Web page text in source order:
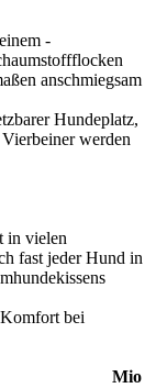
-
anschmiegsam
Hundeplatz,
werden
in vielen
fast jeder Hund in
bei
Mio